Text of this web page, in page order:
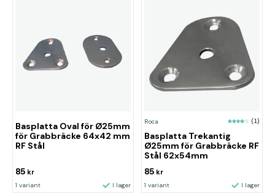
Basplatta Oval för Ø25mm
för Grabbräcke 64x42 mm
RF Stål
85 kr
1 variant I lager
Roca (1)
Basplatta Trekantig
Ø25mm för Grabbräcke RF
Stål 62x54mm
85 kr
1 variant I lager